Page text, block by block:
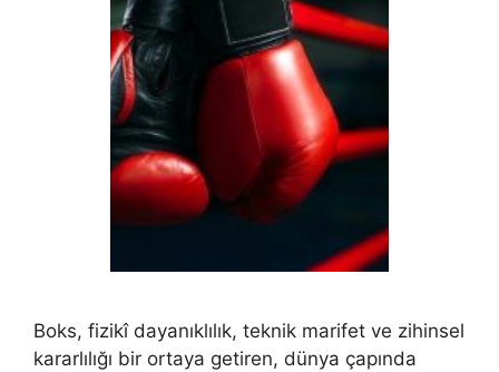
Boks, fizikî dayanıklılık, teknik marifet ve zihinsel
kararlılığı bir ortaya getiren, dünya çapında